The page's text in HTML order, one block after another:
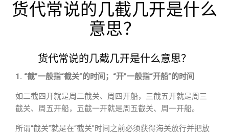
货代常说的几截几开是什么
意思？
货代常说的几截几开是什么意思？
1. “截”一般指“截关”的时间；“开”一般指“开船”的时间
如二截四开就是周二截关、周四开船，三截五开就是周三
截关、周五开船，五截一开就是周五截关、周一开船。
所谓“截关”就是在“截关”时间之前必须获得海关放行并把放